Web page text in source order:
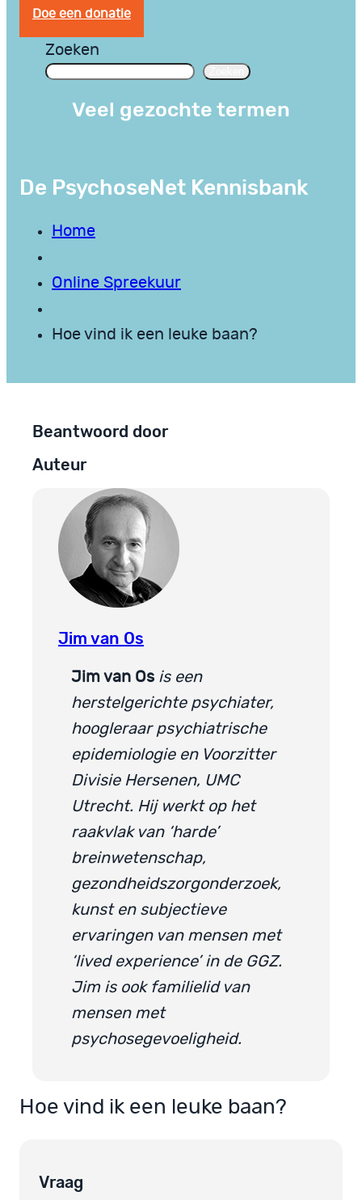
Doe een donatie
Zoeken
Veel gezochte termen
De PsychoseNet Kennisbank
Home
Online Spreekuur
Hoe vind ik een leuke baan?
Beantwoord door
Auteur
Jim van Os
Jim van Os is een
herstelgerichte psychiater,
hoogleraar psychiatrische
epidemiologie en Voorzitter
Divisie Hersenen, UMC
Utrecht. Hij werkt op het
raakvlak van ‘harde’
breinwetenschap,
gezondheidszorgonderzoek,
kunst en subjectieve
ervaringen van mensen met
‘lived experience’ in de GGZ.
Jim is ook familielid van
mensen met
psychosegevoeligheid.
Hoe vind ik een leuke baan?
Vraag